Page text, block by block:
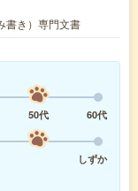
書き）専門文書
50代
60代
しずか